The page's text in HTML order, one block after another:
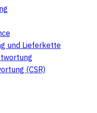
und Lieferkette
(CSR)